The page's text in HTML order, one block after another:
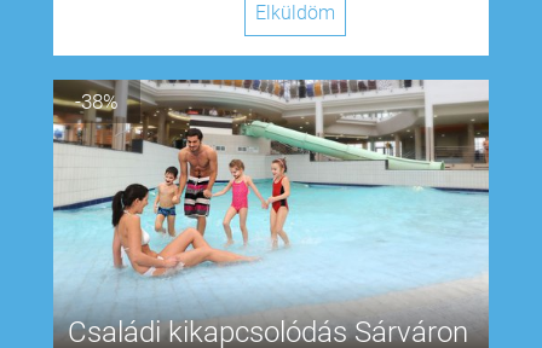
Elküldöm
-38%
Családi kikapcsolódás Sárváron